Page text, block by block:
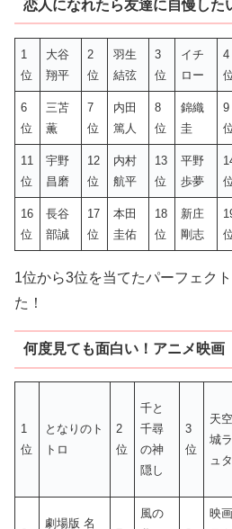
恋人になれたら友達に自慢した
1
位
大谷
翔平
2
位
羽生
結弦
3
位
イチ
ロー
4
6
位
三苫
薫
7
位
内田
篤人
8
位
錦織
圭
9
11
位
宇野
昌磨
12
位
内村
航平
13
位
平野
歩夢
16
位
長谷
部誠
17
位
本田
圭佑
18
位
新庄
剛志
1位から3位を当てたパーフェク
た！
何度見ても面白い！アニメ映画
1
位
となりのト
トロ
2
位
千と
千尋
の神
隠し
3
位
天
城
ュタ
劇場版 名
風の
映